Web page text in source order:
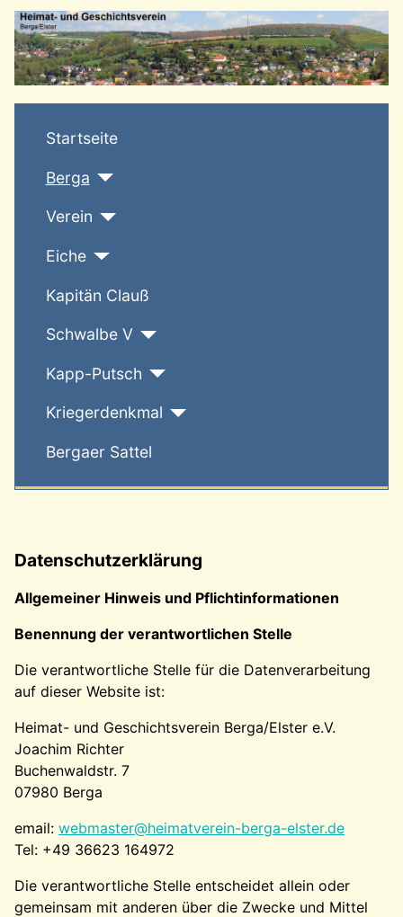
Startseite
Berga
Verein
Eiche
Kapitän Clauß
Schwalbe V
Kapp-Putsch
Kriegerdenkmal
Bergaer Sattel
Datenschutzerklärung
Allgemeiner Hinweis und Pflichtinformationen
Benennung der verantwortlichen Stelle
Die verantwortliche Stelle für die Datenverarbeitung
auf dieser Website ist:
Heimat- und Geschichtsverein Berga/Elster e.V.
Joachim Richter
Buchenwaldstr. 7
07980 Berga
email: webmaster@heimatverein-berga-elster.de
Tel: +49 36623 164972
Die verantwortliche Stelle entscheidet allein oder
gemeinsam mit anderen über die Zwecke und Mittel